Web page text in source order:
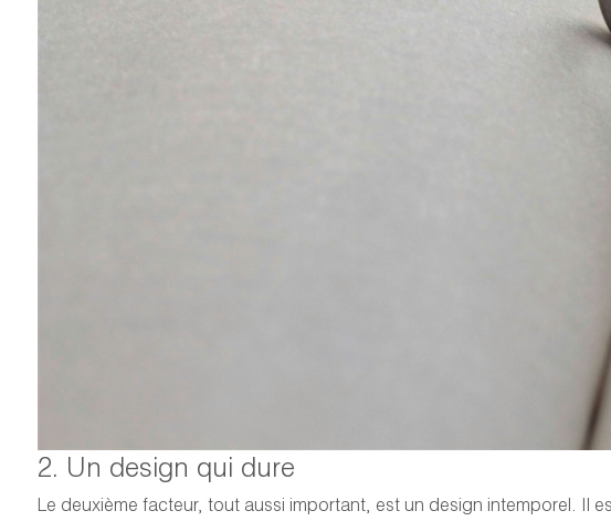
2. Un design qui dure
Le deuxième facteur, tout aussi important, est un design intemporel. Il